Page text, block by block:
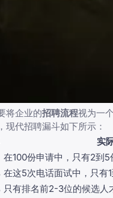
将企业的招聘流程视为一
代招聘漏斗如下所示：
实
在100份申请中，只有2到
在这5次电话面试中，只有
只有排名前2-3位的候选人